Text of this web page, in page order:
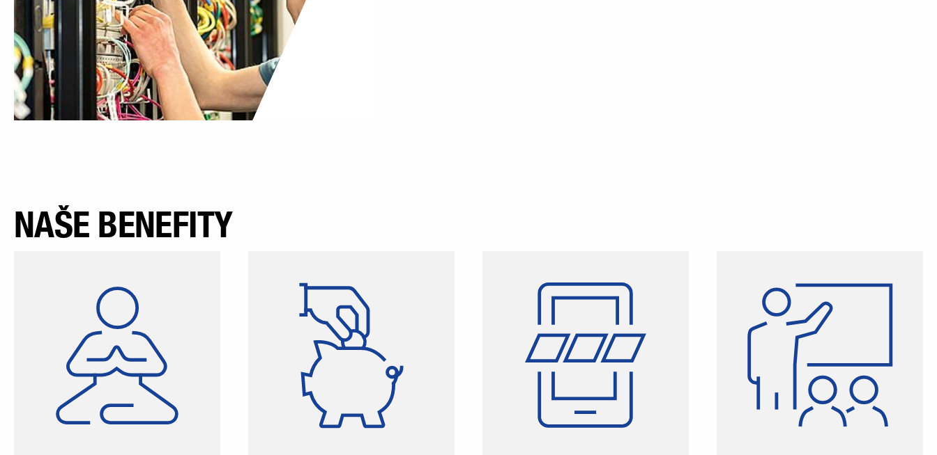
NAŠE BENEFITY
spoločnosti vyhovujúcu
zamestnancom aj ich
rodinnému životu, si naši
zamestnanci môžu zostaviť
flexibilne podľa príslušnej
oblasti činnosti.
zamestnancom vianočný
bonus. Táto suma bude
vyplatená v novembri.
prostredníctvom ktorej sa
zamestnanci a dozvedieť sa
novinky týkajúce sa diania v
dostanú prístup k
zamestnaneckej aplikácii ešte
procesu tvojho učenia počas
celej doby vzdelávania vďaka
rôznym školeniam a
seminárom určeným
špeciálne pre praktikantov a
študentov.